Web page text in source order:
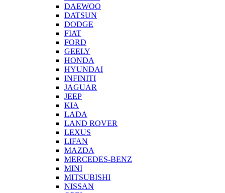
DAEWOO
DATSUN
DODGE
FIAT
FORD
GEELY
HONDA
HYUNDAI
INFINITI
JAGUAR
JEEP
KIA
LADA
LAND ROVER
LEXUS
LIFAN
MAZDA
MERCEDES-BENZ
MINI
MITSUBISHI
NISSAN